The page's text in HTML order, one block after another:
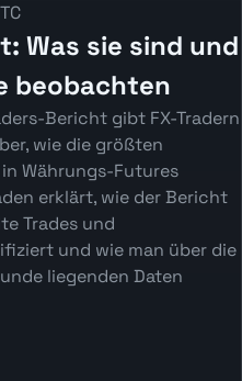
Was sie sind und
beobachten
Bericht gibt FX-Tradern
wie die größten
Währungs-Futures
erklärt, wie der Bericht
Trades und
und wie man über die
liegenden Daten